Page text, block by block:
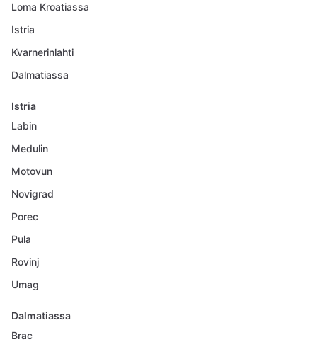
Loma Kroatiassa
Istria
Kvarnerinlahti
Dalmatiassa
Istria
Labin
Medulin
Motovun
Novigrad
Porec
Pula
Rovinj
Umag
Dalmatiassa
Brac